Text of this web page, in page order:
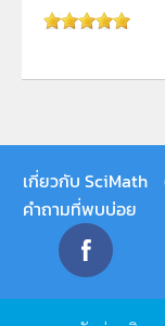
เกี่ยวกับ SciMath
คำถามที่พบบ่อย